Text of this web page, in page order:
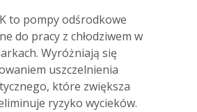
to pompy odśrodkowe
do pracy z chłodziwem w
Wyróżniają się
uszczelnienia
które zwiększa
ryzyko wycieków.